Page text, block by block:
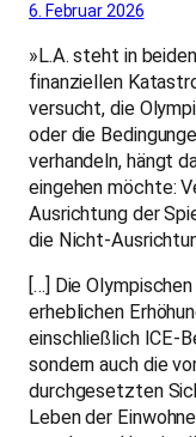
6. Februar 2026
»L.A. steht in
finanziellen
versucht, die
oder die
verhandeln, hängt
eingehen möchte:
Ausrichtung der
die Nicht-
[…] Die
erheblichen
einschließlich ICE-
sondern auch die
durchgesetzten
Leben der